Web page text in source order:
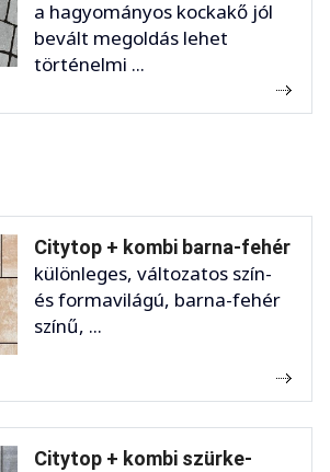
a hagyományos kockakő jól
bevált megoldás lehet
történelmi ...
Citytop + kombi barna-fehér
különleges, változatos szín-
és formavilágú, barna-fehér
színű, ...
Citytop + kombi szürke-